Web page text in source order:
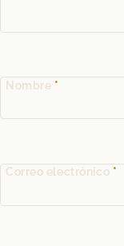
Nombre *
Correo electrónico *